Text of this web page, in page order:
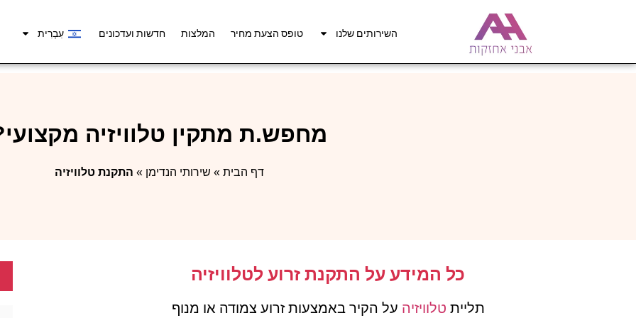
השירותים שלנו טופס הצעת מחיר המלצות חדשות ועדכונים עִבְרִית
מחפש.ת מתקין טלוויזיה
דף הבית » שירותי הנדימן » התקנת טלוויזיה
כל המידע על התקנת זרוע לטלוויזיה
תליית טלוויזיה על הקיר באמצעות זרוע צמודה או מנוף